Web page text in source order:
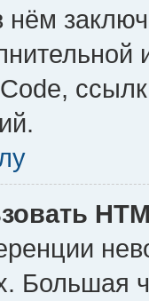
нём
Большая